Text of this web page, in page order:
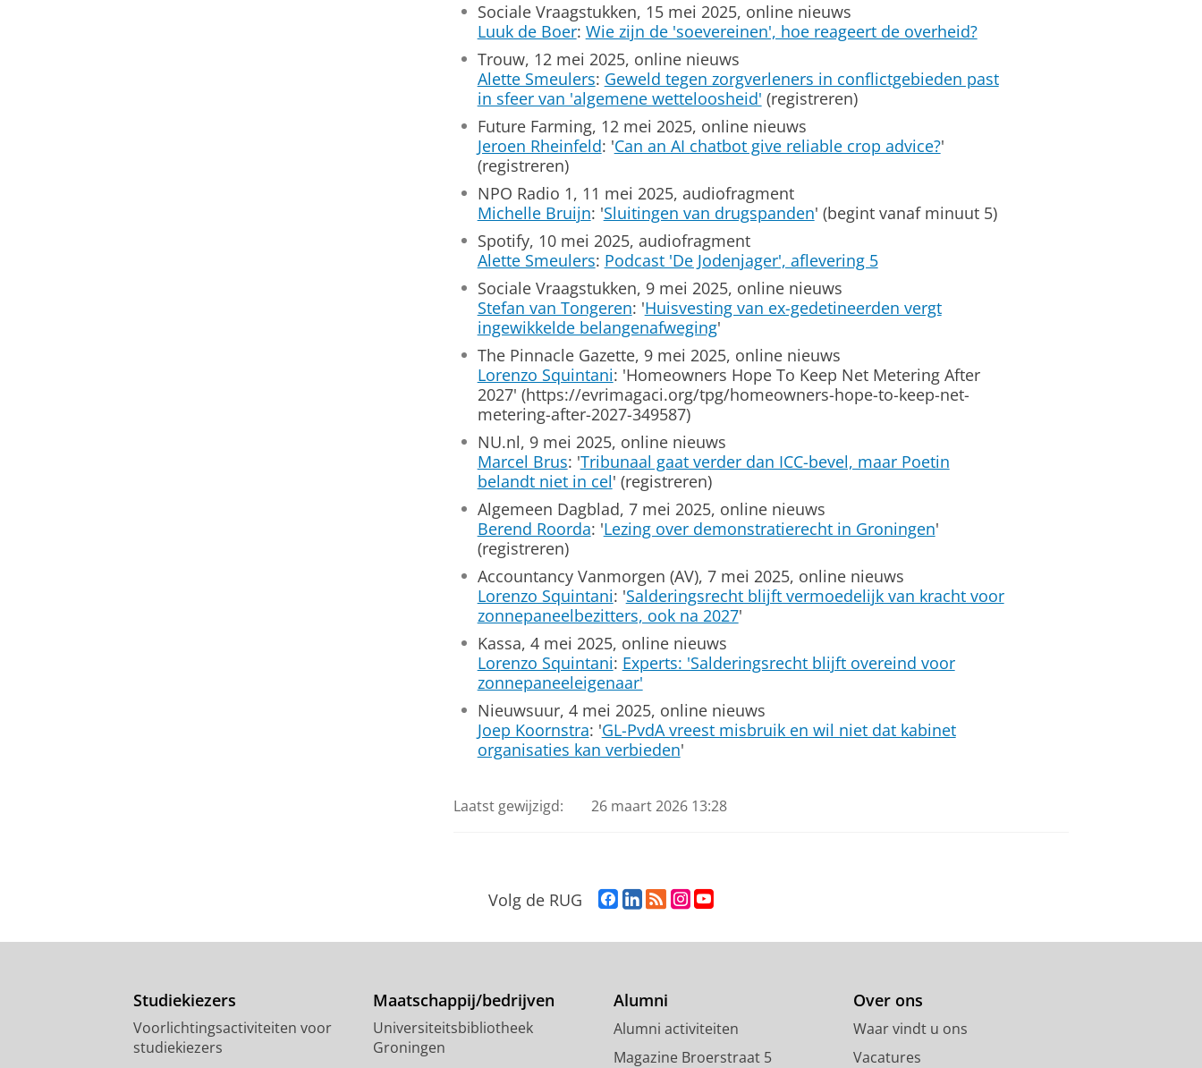
Sociale Vraagstukken, 15 mei 2025, online nieuws
Luuk de Boer: Wie zijn de 'soevereinen', hoe reageert de overheid?
Trouw, 12 mei 2025, online nieuws
Alette Smeulers: Geweld tegen zorgverleners in conflictgebieden past
in sfeer van 'algemene wetteloosheid' (registreren)
Future Farming, 12 mei 2025, online nieuws
Jeroen Rheinfeld: 'Can an AI chatbot give reliable crop advice?'
(registreren)
NPO Radio 1, 11 mei 2025, audiofragment
Michelle Bruijn: 'Sluitingen van drugspanden' (begint vanaf minuut 5)
Spotify, 10 mei 2025, audiofragment
Alette Smeulers: Podcast 'De Jodenjager', aflevering 5
Sociale Vraagstukken, 9 mei 2025, online nieuws
Stefan van Tongeren: 'Huisvesting van ex-gedetineerden vergt
ingewikkelde belangenafweging'
The Pinnacle Gazette, 9 mei 2025, online nieuws
Lorenzo Squintani: 'Homeowners Hope To Keep Net Metering After
2027' (https://evrimagaci.org/tpg/homeowners-hope-to-keep-net-
metering-after-2027-349587)
NU.nl, 9 mei 2025, online nieuws
Marcel Brus: 'Tribunaal gaat verder dan ICC-bevel, maar Poetin
belandt niet in cel' (registreren)
Algemeen Dagblad, 7 mei 2025, online nieuws
Berend Roorda: 'Lezing over demonstratierecht in Groningen'
(registreren)
Accountancy Vanmorgen (AV), 7 mei 2025, online nieuws
Lorenzo Squintani: 'Salderingsrecht blijft vermoedelijk van kracht voor
zonnepaneelbezitters, ook na 2027'
Kassa, 4 mei 2025, online nieuws
Lorenzo Squintani: Experts: 'Salderingsrecht blijft overeind voor
zonnepaneeleigenaar'
Nieuwsuur, 4 mei 2025, online nieuws
Joep Koornstra: 'GL-PvdA vreest misbruik en wil niet dat kabinet
organisaties kan verbieden'
Laatst gewijzigd: 26 maart 2026 13:28
Volg de RUG
F
c
o
o
k
p
L
n
d
n
-
R
S
e
d
R
I
s
a
m
u
e
-
k
Studiekiezers
Voorlichtingsactiviteiten voor
studiekiezers
Maatschappij/bedrijven
Universiteitsbibliotheek
Groningen
Alumni
Alumni activiteiten
Magazine Broerstraat 5
Over ons
Waar vindt u ons
Vacatures